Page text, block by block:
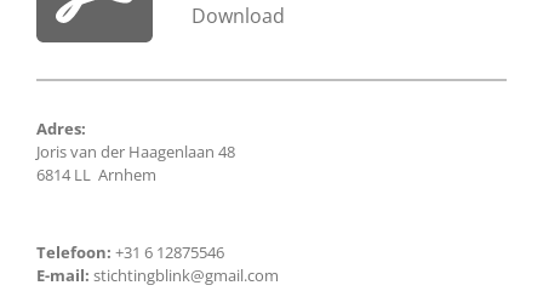
Download
Adres:
Joris van der Haagenlaan 48
6814 LL Arnhem
Telefoon: +31 6 12875546
E-mail: stichtingblink@gmail.com